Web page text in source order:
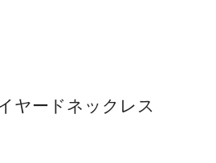
ヤードネックレス